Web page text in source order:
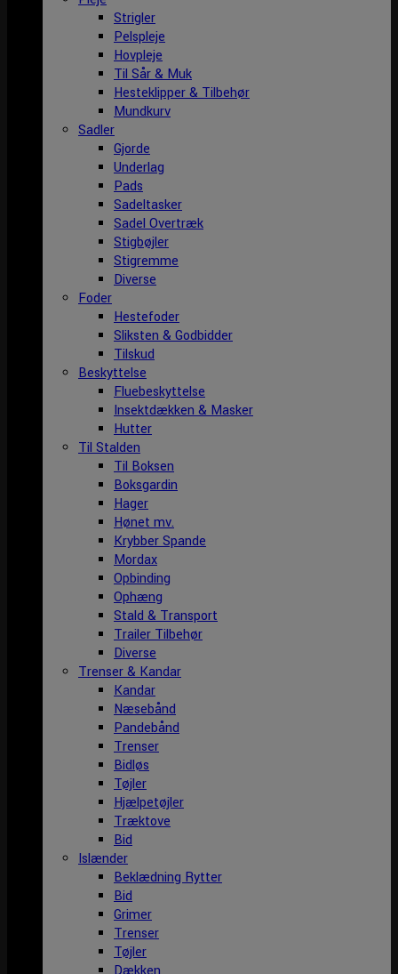
Strigler
Pelspleje
Hovpleje
Til Sår & Muk
Hesteklipper & Tilbehør
Mundkurv
Sadler
Gjorde
Underlag
Pads
Sadeltasker
Sadel Overtræk
Stigbøjler
Stigremme
Diverse
Foder
Hestefoder
Sliksten & Godbidder
Tilskud
Beskyttelse
Fluebeskyttelse
Insektdækken & Masker
Hutter
Til Stalden
Til Boksen
Boksgardin
Hager
Hønet mv.
Krybber Spande
Mordax
Opbinding
Ophæng
Stald & Transport
Trailer Tilbehør
Diverse
Trenser & Kandar
Kandar
Næsebånd
Pandebånd
Trenser
Bidløs
Tøjler
Hjælpetøjler
Træktove
Bid
Islænder
Beklædning Rytter
Bid
Grimer
Trenser
Tøjler